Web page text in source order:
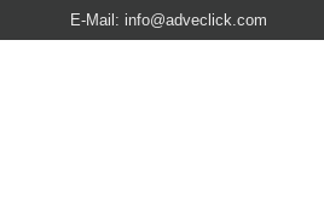
E-Mail: info@adveclick.com